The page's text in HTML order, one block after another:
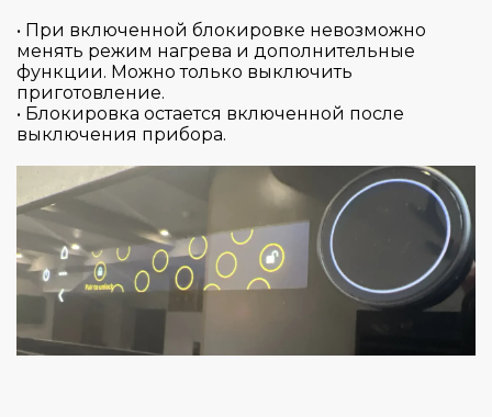
• При включенной блокировке невозможно
менять режим нагрева и дополнительные
функции. Можно только выключить
приготовление.
• Блокировка остается включенной после
выключения прибора.